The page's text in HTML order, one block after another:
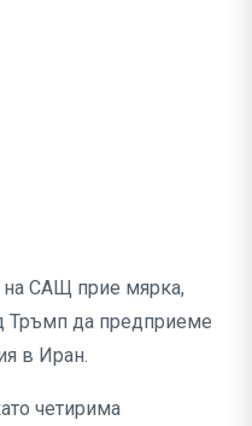
на САЩ прие мярка,
Тръмп да предприеме
в Иран.
четирима